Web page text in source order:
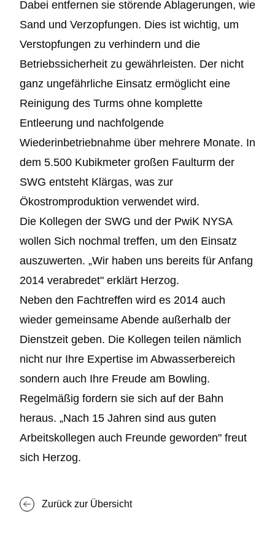
Dabei entfernen sie störende Ablagerungen, wie
Sand und Verzopfungen. Dies ist wichtig, um
Verstopfungen zu verhindern und die
Betriebssicherheit zu gewährleisten. Der nicht
ganz ungefährliche Einsatz ermöglicht eine
Reinigung des Turms ohne komplette
Entleerung und nachfolgende
Wiederinbetriebnahme über mehrere Monate. In
dem 5.500 Kubikmeter großen Faulturm der
SWG entsteht Klärgas, was zur
Ökostromproduktion verwendet wird.
Die Kollegen der SWG und der PwiK NYSA
wollen Sich nochmal treffen, um den Einsatz
auszuwerten. „Wir haben uns bereits für Anfang
2014 verabredet" erklärt Herzog.
Neben den Fachtreffen wird es 2014 auch
wieder gemeinsame Abende außerhalb der
Dienstzeit geben. Die Kollegen teilen nämlich
nicht nur Ihre Expertise im Abwasserbereich
sondern auch Ihre Freude am Bowling.
Regelmäßig fordern sie sich auf der Bahn
heraus. „Nach 15 Jahren sind aus guten
Arbeitskollegen auch Freunde geworden" freut
sich Herzog.
Zurück zur Übersicht